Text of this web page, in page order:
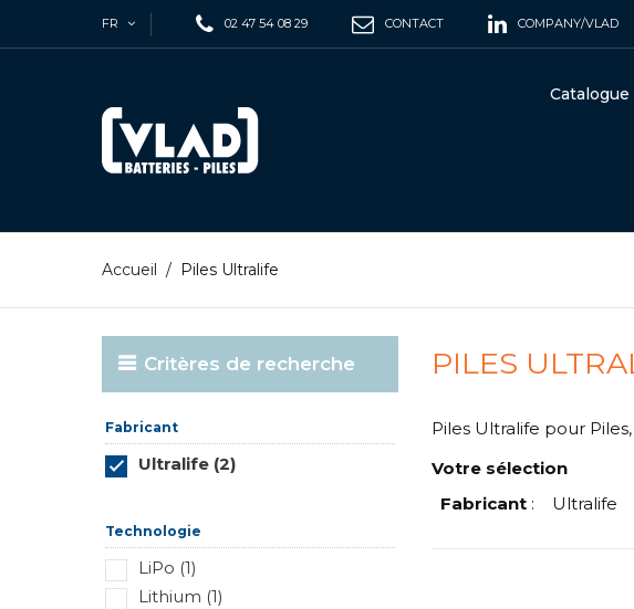
FR 02 47 54 08 29 CONTACT COMPANY/VLAD
Accueil / Piles Ultralife
Critères de recherche
Fabricant
Ultralife (2)
Technologie
LiPo (1)
Lithium (1)
PILES
Piles Ultralife pour
Votre sélection
Fabricant: Ultralife